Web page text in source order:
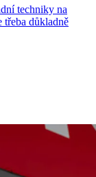
techniky na
třeba důkladně